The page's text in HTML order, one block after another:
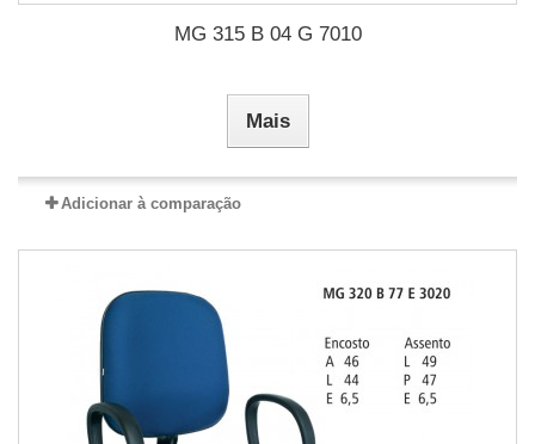
MG 315 B 04 G 7010
Mais
Adicionar à comparação